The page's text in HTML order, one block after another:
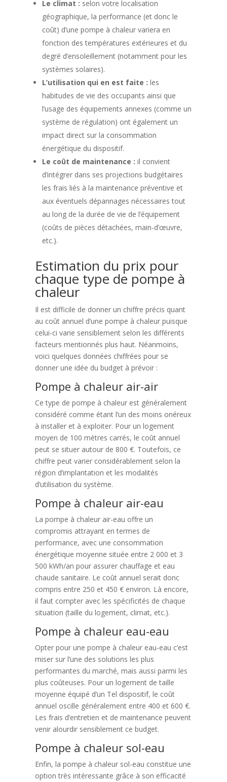
Le climat : selon votre localisation
géographique, la performance (et donc le
coût) d’une pompe à chaleur variera en
fonction des températures extérieures et du
degré d’ensoleillement (notamment pour les
systèmes solaires).
L’utilisation qui en est faite : les
habitudes de vie des occupants ainsi que
l’usage des équipements annexes (comme un
système de régulation) ont également un
impact direct sur la consommation
énergétique du dispositif.
Le coût de maintenance : il convient
d’intégrer dans ses projections budgétaires
les frais liés à la maintenance préventive et
aux éventuels dépannages nécessaires tout
au long de la durée de vie de l’équipement
(coûts de pièces détachées, main-d’œuvre,
etc.).
Estimation du prix pour
chaque type de pompe à
chaleur
Il est difficile de donner un chiffre précis quant
au coût annuel d’une pompe à chaleur puisque
celui-ci varie sensiblement selon les différents
facteurs mentionnés plus haut. Néanmoins,
voici quelques données chiffrées pour se
donner une idée du budget à prévoir :
Pompe à chaleur air-air
Ce type de pompe à chaleur est généralement
considéré comme étant l’un des moins onéreux
à installer et à exploiter. Pour un logement
moyen de 100 mètres carrés, le coût annuel
peut se situer autour de 800 €. Toutefois, ce
chiffre peut varier considérablement selon la
région d’implantation et les modalités
d’utilisation du système.
Pompe à chaleur air-eau
La pompe à chaleur air-eau offre un
compromis attrayant en termes de
performance, avec une consommation
énergétique moyenne située entre 2 000 et 3
500 kWh/an pour assurer chauffage et eau
chaude sanitaire. Le coût annuel serait donc
compris entre 250 et 450 € environ. Là encore,
il faut compter avec les spécificités de chaque
situation (taille du logement, climat, etc.).
Pompe à chaleur eau-eau
Opter pour une pompe à chaleur eau-eau c’est
miser sur l’une des solutions les plus
performantes du marché, mais aussi parmi les
plus coûteuses. Pour un logement de taille
moyenne équipé d’un Tel dispositif, le coût
annuel oscille généralement entre 400 et 600 €.
Les frais d’entretien et de maintenance peuvent
venir alourdir sensiblement ce budget.
Pompe à chaleur sol-eau
Enfin, la pompe à chaleur sol-eau constitue une
option très intéressante grâce à son efficacité